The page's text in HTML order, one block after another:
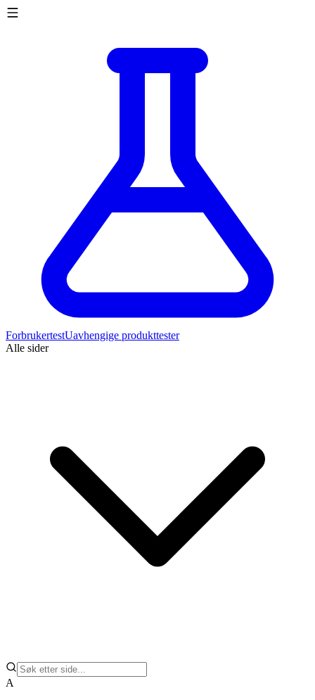
ForbrukertestUavhengige produkttester
Alle sider
A